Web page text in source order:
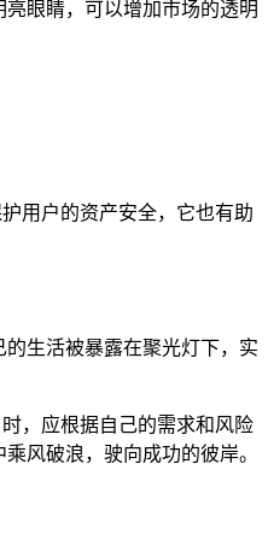
眼睛，可以增加市场的透明
用户的资产安全，它也有助
生活被暴露在聚光灯下，实
，应根据自己的需求和风险
风破浪，驶向成功的彼岸。